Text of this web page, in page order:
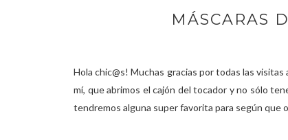
MÁSCARAS
Hola chic@s! Muchas gracias por todas las
mí, que abrimos el cajón del tocador y no sólo
tendremos alguna super favorita para según que